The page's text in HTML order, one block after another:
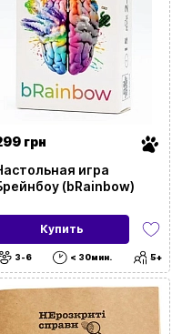
грн
игра
(bRainbow)
Купить
3-6 < 30мин. 5+